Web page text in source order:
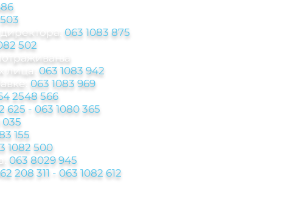
063 1083 875
502
лица: 063 1083 942
063 1083 969
2548 566
625 - 063 1080 365
035
155
1082 500
063 8029 945
208 311 - 063 1082 612